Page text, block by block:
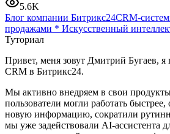
5.6K
Блог компании Битрикс24CRM-
продажами * Искусственный
Туториал
Привет, меня зовут Дмитрий Бугаев, я
CRM в Битрикс24.
Мы активно внедряем в свои
пользователи могли работать
новую информацию, сократили
мы уже задействовали AI-ассистента